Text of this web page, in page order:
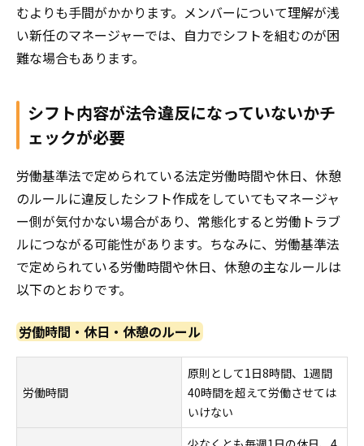
むよりも手間がかかります。メンバーについて理解が浅
い新任のマネージャーでは、自力でシフトを組むのが困
難な場合もあります。
シフト内容が法令違反になっていないかチ
ェックが必要
労働基準法で定められている法定労働時間や休日、休憩
のルールに違反したシフト作成をしていてもマネージャ
ー側が気付かない場合があり、常態化すると労働トラブ
ルにつながる可能性があります。ちなみに、労働基準法
で定められている労働時間や休日、休憩の主なルールは
以下のとおりです。
労働時間・休日・休憩のルール
労働時間
原則として1日8時間、1週間
40時間を超えて労働させては
いけない